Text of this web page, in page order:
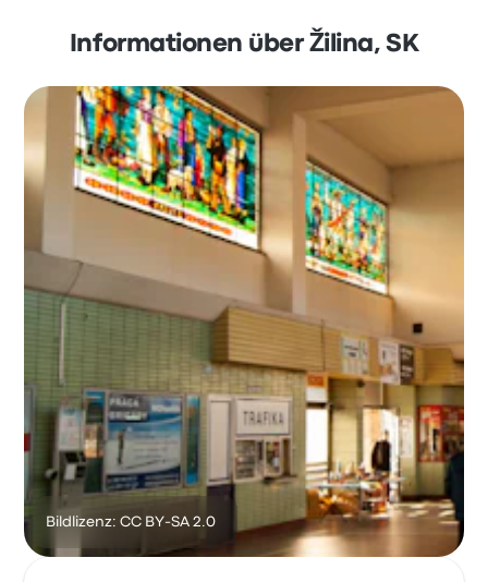
Informationen über Žilina, SK
Bildlizenz: CC BY-SA 2.0